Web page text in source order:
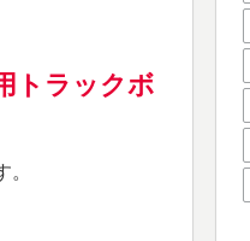
トラックボ